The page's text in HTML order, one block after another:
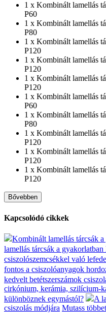
1 x Kombinált lamellás
P60
1 x Kombinált lamellás
P80
1 x Kombinált lamellás
P120
1 x Kombinált lamellás
P120
1 x Kombinált lamellás
P120
1 x Kombinált lamellás
P60
1 x Kombinált lamellás
P80
1 x Kombinált lamellás
P120
1 x Kombinált lamellás
P120
1 x Kombinált lamellás
P120
Bővebben
Kapcsolódó cikkek
Kombinált lamellás tárcsák
lamellás tárcsák a gyakorlatban
csiszolószemcsékkel való
fontos a csiszolóanyagok
kedvelt betétszerszámok
cirkónium, kerámia, szilícium-
különböznek egymástól?
A
csiszolás módjára Mutass többet